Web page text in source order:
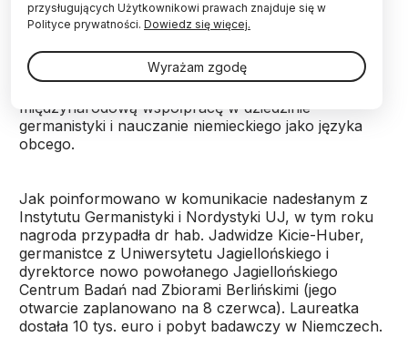
Nagrody Grimmów przyznaje od 1995 r. roku
Niemiecka Centrala Wymiany Akademickiej
(Deutscher Akademischer Austauschdienst, DAAD)
naukowcom spoza Niemiec za wybitny wkład w
międzynarodową współpracę w dziedzinie
germanistyki i nauczanie niemieckiego jako języka
obcego.
Jak poinformowano w komunikacie nadesłanym z
Instytutu Germanistyki i Nordystyki UJ, w tym roku
nagroda przypadła dr hab. Jadwidze Kicie-Huber,
germanistce z Uniwersytetu Jagiellońskiego i
dyrektorce nowo powołanego Jagiellońskiego
Centrum Badań nad Zbiorami Berlińskimi (jego
otwarcie zaplanowano na 8 czerwca). Laureatka
dostała 10 tys. euro i pobyt badawczy w Niemczech.
przysługujących Użytkownikowi prawach znajduje się w
Polityce prywatności. Dowiedz się więcej.
Wyrażam zgodę